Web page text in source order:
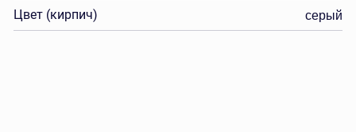
Цвет (кирпич) серый